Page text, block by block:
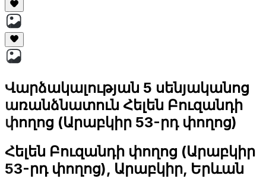
Վարձակալության 5 սենյականոց
առանձնատուն Հելեն Բուզանդի
փողոց (Արաբկիր 53-րդ փողոց)
Հելեն Բուզանդի փողոց (Արաբկիր
53-րդ փողոց), Արաբկիր, Երևան